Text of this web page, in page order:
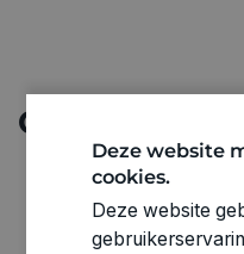
Ontdek meer
Deze website
cookies.
Deze website